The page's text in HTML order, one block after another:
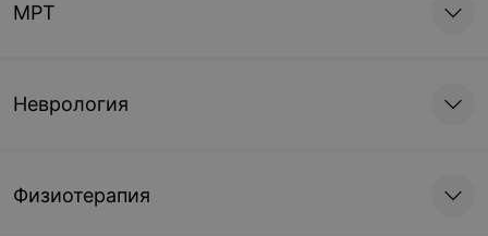
МРТ
Неврология
Физиотерапия